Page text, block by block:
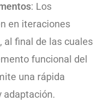
: Los
en iteraciones
al final de las cuales
funcional del
una rápida
adaptación.